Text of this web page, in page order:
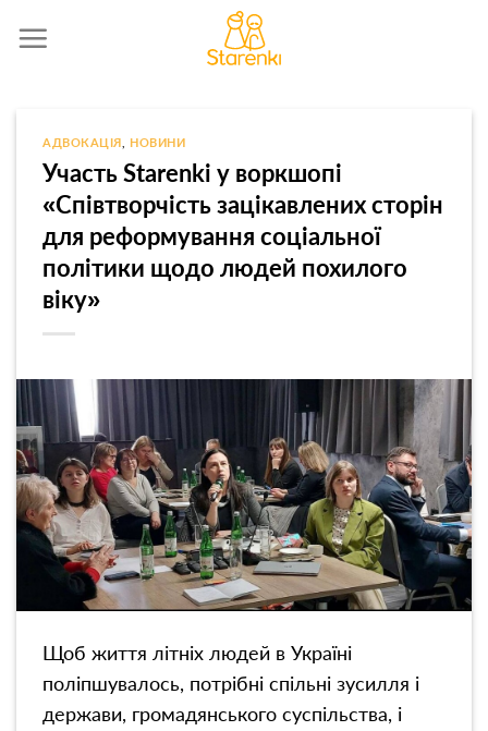
АДВОКАЦІЯ НОВИНИ
Участь Starenki у воркшопі
«Співтворчість зацікавлених сторін
для реформування соціальної
політики щодо людей похилого
віку»
Щоб життя літніх людей в Україні
поліпшувалось, потрібні спільні зусилля і
держави, громадянського суспільства, і